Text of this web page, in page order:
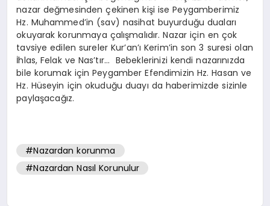
nazar değmesinden çekinen kişi ise Peygamberimiz
Hz. Muhammed’in (sav) nasihat buyurduğu duaları
okuyarak korunmaya çalışmalıdır. Nazar için en çok
tavsiye edilen sureler Kur’an’ı Kerim’in son 3 suresi olan
İhlas, Felak ve Nas’tır… Bebeklerinizi kendi nazarınızda
bile korumak için Peygamber Efendimizin Hz. Hasan ve
Hz. Hüseyin için okuduğu duayı da haberimizde sizinle
paylaşacağız.
#Nazardan korunma
#Nazardan Nasıl Korunulur